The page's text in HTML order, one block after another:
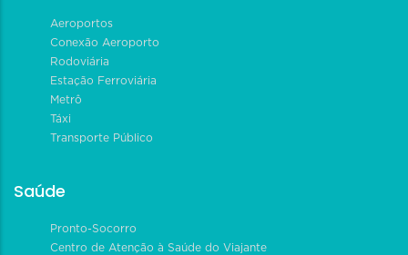
Aeroportos
Conexão Aeroporto
Rodoviária
Estação Ferroviária
Metrô
Táxi
Transporte Público
Saúde
Pronto-Socorro
Centro de Atenção à Saúde do Viajante